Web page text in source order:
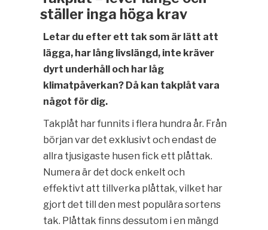
ställer inga höga krav
Letar du efter ett tak som är lätt att
lägga, har lång livslängd, inte kräver
dyrt underhåll och har låg
klimatpåverkan? Då kan takplåt vara
något för dig.
Takplåt har funnits i flera hundra år. Från
början var det exklusivt och endast de
allra tjusigaste husen fick ett plåttak.
Numera är det dock enkelt och
effektivt att tillverka plåttak, vilket har
gjort det till den mest populära sortens
tak. Plåttak finns dessutom i en mängd